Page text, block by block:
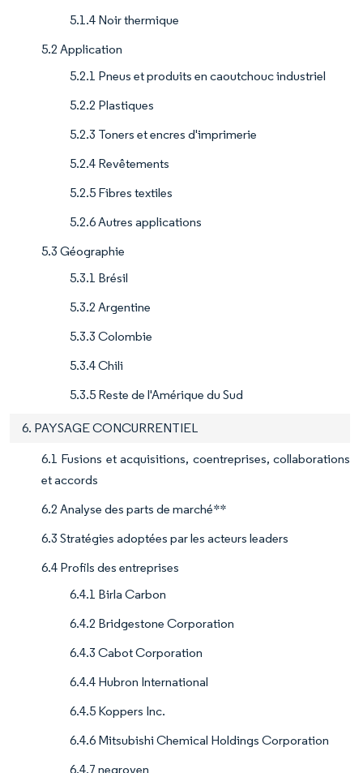
5.1.4 Noir thermique
5.2 Application
5.2.1 Pneus et produits en caoutchouc industriel
5.2.2 Plastiques
5.2.3 Toners et encres d'imprimerie
5.2.4 Revêtements
5.2.5 Fibres textiles
5.2.6 Autres applications
5.3 Géographie
5.3.1 Brésil
5.3.2 Argentine
5.3.3 Colombie
5.3.4 Chili
5.3.5 Reste de l'Amérique du Sud
6. PAYSAGE CONCURRENTIEL
6.1 Fusions et acquisitions, coentreprises, collaborations
et accords
6.2 Analyse des parts de marché**
6.3 Stratégies adoptées par les acteurs leaders
6.4 Profils des entreprises
6.4.1 Birla Carbon
6.4.2 Bridgestone Corporation
6.4.3 Cabot Corporation
6.4.4 Hubron International
6.4.5 Koppers Inc.
6.4.6 Mitsubishi Chemical Holdings Corporation
6.4.7 negroven